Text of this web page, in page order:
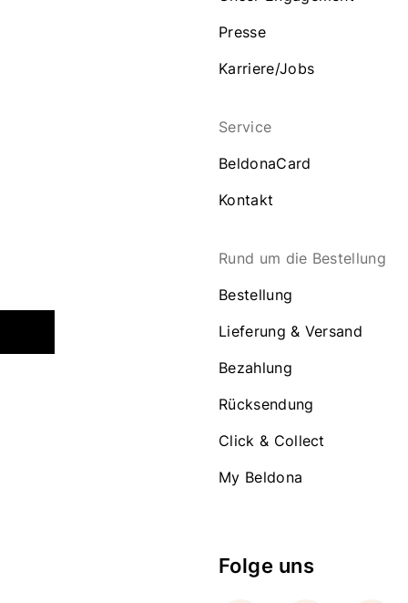
Presse
Karriere/Jobs
Service
BeldonaCard
Kontakt
Rund um die Bestellung
Bestellung
Lieferung & Versand
Bezahlung
Rücksendung
Click & Collect
My Beldona
Folge uns